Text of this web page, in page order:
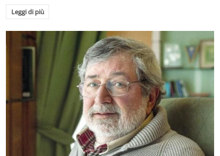
Leggi di più